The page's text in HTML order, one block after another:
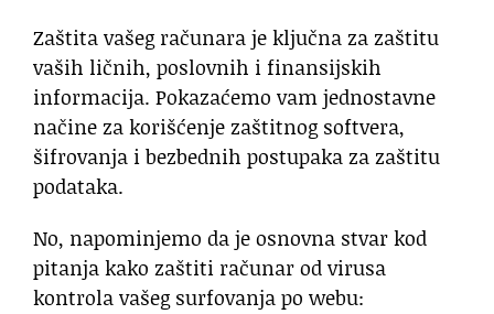
Zaštita vašeg računara je ključna za zaštitu
vaših ličnih, poslovnih i finansijskih
informacija. Pokazaćemo vam jednostavne
načine za korišćenje zaštitnog softvera,
šifrovanja i bezbednih postupaka za zaštitu
podataka.
No, napominjemo da je osnovna stvar kod
pitanja kako zaštiti računar od virusa
kontrola vašeg surfovanja po webu: